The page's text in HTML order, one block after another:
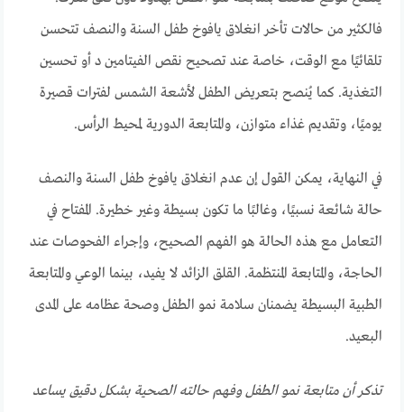
فالكثير من حالات تأخر انغلاق يافوخ طفل السنة والنصف تتحسن
تلقائيًا مع الوقت، خاصة عند تصحيح نقص الفيتامين د أو تحسين
التغذية. كما يُنصح بتعريض الطفل لأشعة الشمس لفترات قصيرة
يوميًا، وتقديم غذاء متوازن، والمتابعة الدورية لمحيط الرأس.
في النهاية، يمكن القول إن عدم انغلاق يافوخ طفل السنة والنصف
حالة شائعة نسبيًا، وغالبًا ما تكون بسيطة وغير خطيرة. المفتاح في
التعامل مع هذه الحالة هو الفهم الصحيح، وإجراء الفحوصات عند
الحاجة، والمتابعة المنتظمة. القلق الزائد لا يفيد، بينما الوعي والمتابعة
الطبية البسيطة يضمنان سلامة نمو الطفل وصحة عظامه على المدى
البعيد.
تذكر أن متابعة نمو الطفل وفهم حالته الصحية بشكل دقيق يساعد